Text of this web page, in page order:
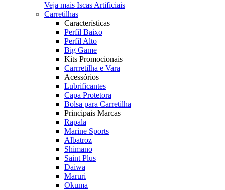
Veja mais Iscas Artificiais
Carretilhas
Características
Perfil Baixo
Perfil Alto
Big Game
Kits Promocionais
Carrretilha e Vara
Acessórios
Lubrificantes
Capa Protetora
Bolsa para Carretilha
Principais Marcas
Rapala
Marine Sports
Albatroz
Shimano
Saint Plus
Daiwa
Maruri
Okuma